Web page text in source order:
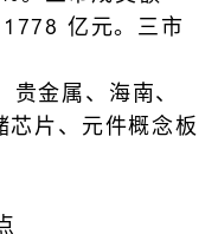
亿元。三市
金属、海南、
片、元件概念板